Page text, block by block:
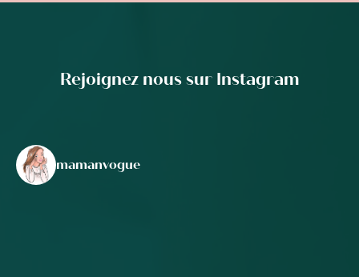
Rejoignez nous sur Instagram
mamanvogue